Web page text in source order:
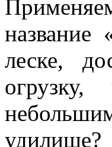
название
леске,